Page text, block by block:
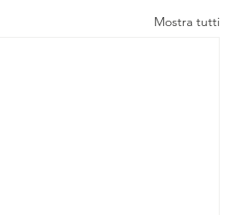
Mostra tutti